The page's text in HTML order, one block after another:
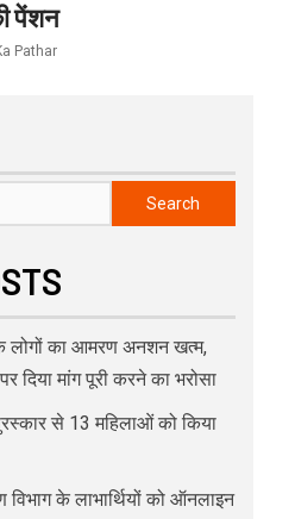
पेंशन
Pathar
Search
के लोगों का आमरण अनशन खत्म,
दिया मांग पूरी करने का भरोसा
से 13 महिलाओं को किया
के लाभार्थियों को ऑनलाइन